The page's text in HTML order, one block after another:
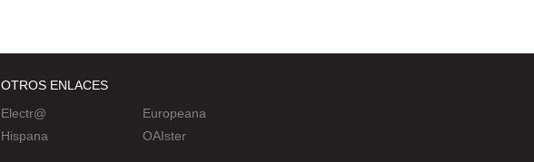
OTROS ENLACES
Electr@
Hispana
Europeana
OAIster